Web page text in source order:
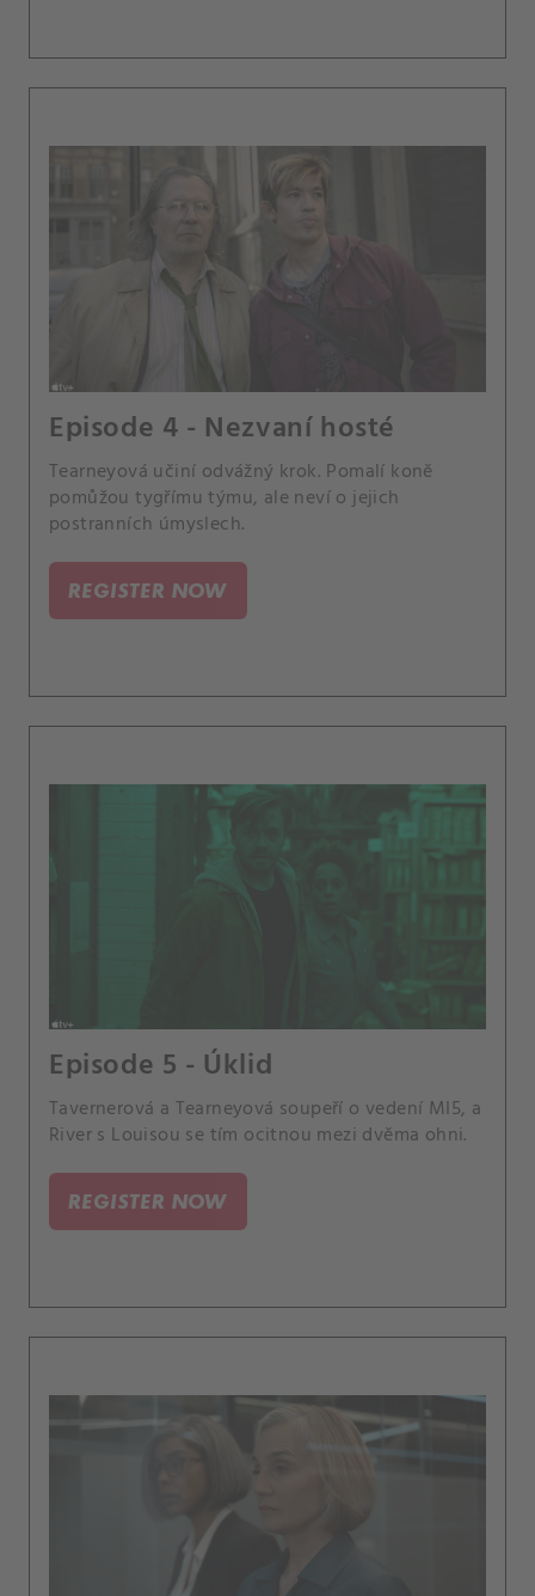
Episode 4 - Nezvaní hosté
Tearneyová učiní odvážný krok. Pomalí koně
pomůžou tygřímu týmu, ale neví o jejich
postranních úmyslech.
REGISTER NOW
Episode 5 - Úklid
Tavernerová a Tearneyová soupeří o vedení MI5, a
River s Louisou se tím ocitnou mezi dvěma ohni.
REGISTER NOW